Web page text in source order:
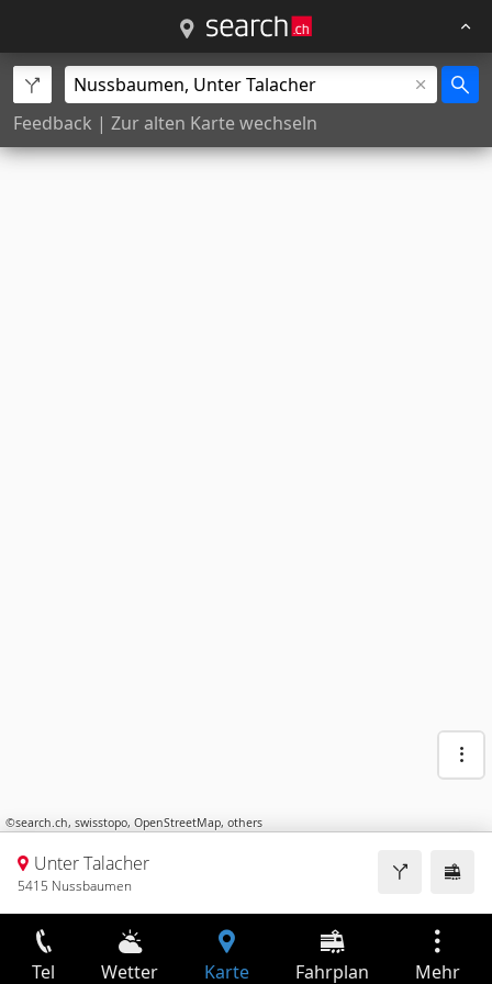
Feedback | Zur alten Karte wechseln
©search.ch, swisstopo, OpenStreetMap, others
Unter Talacher
5415 Nussbaumen
Tel Wetter Karte Fahrplan Mehr